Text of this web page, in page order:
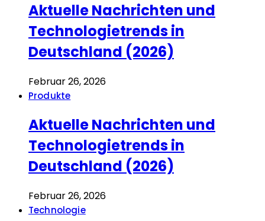
Aktuelle Nachrichten und
Technologietrends in
Deutschland (2026)
Februar 26, 2026
Produkte
Aktuelle Nachrichten und
Technologietrends in
Deutschland (2026)
Februar 26, 2026
Technologie